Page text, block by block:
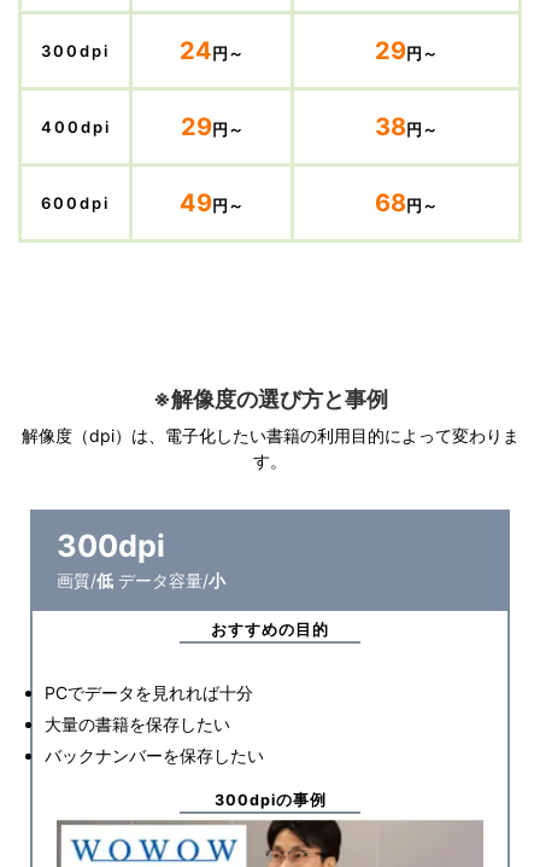
300dpi 24円～ 29円～
400dpi 29円～ 38円～
600dpi 49円～ 68円～
※解像度の選び方と事例
解像度（dpi）は、電子化したい書籍の利用目的によって変わりま
す。
300dpi
画質/低 データ容量/小
おすすめの目的
PCでデータを見れれば十分
大量の書籍を保存したい
バックナンバーを保存したい
300dpiの事例